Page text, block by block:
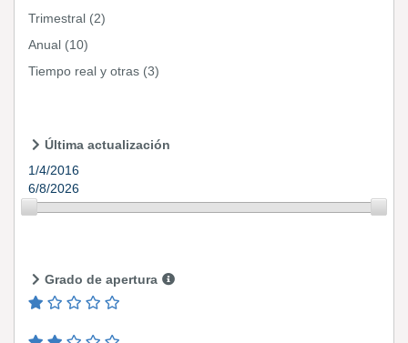
Trimestral (2)
Anual (10)
Tiempo real y otras (3)
Última actualización
1/4/2016
6/8/2026
Grado de apertura